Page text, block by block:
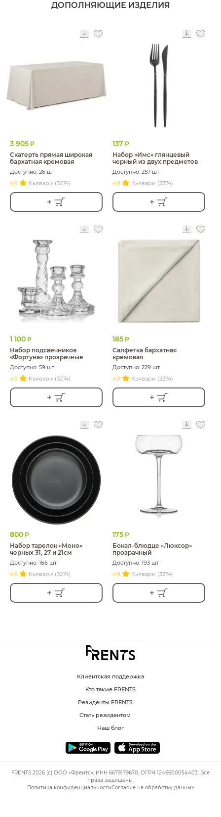
ДОПОЛНЯЮЩИЕ ИЗДЕЛИЯ
3 905 Р
Скатерть прямая широкая
бархатная кремовая
Доступно: 26 шт
4.9
Кьявари (3274)
137 Р
Набор «Имс» глянцевый
черный из двух предметов
Доступно: 257 шт
4.9
Кьявари (3274)
1 100 Р
Набор подсвечников
«Фортуна» прозрачные
Доступно: 59 шт
4.9
Кьявари (3274)
185 Р
Салфетка бархатная
кремовая
Доступно: 229 шт
4.9
Кьявари (3274)
800 Р
Набор тарелок «Моно»
черных 31, 27 и 21см
Доступно: 166 шт
4.9
Кьявари (3274)
175 Р
Бокал-блюдце «Люксор»
прозрачный
Доступно: 193 шт
4.9
Кьявари (3274)
Клиентская поддержка
Кто такие FRENTS
Резиденты FRENTS
Стать резидентом
Наш блог
FRENTS 2026 (c) ООО «Френтс», ИНН 6679179670, ОГРН 1246600054403. Все
права защищены.
Политика конфиденциальностиСогласие на обработку данных